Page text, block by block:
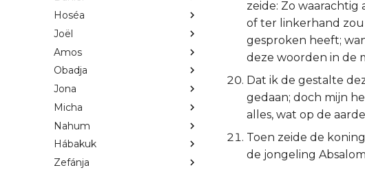
Hoséa
Joël
Amos
Obadja
Jona
Micha
Nahum
Hábakuk
Zefánja
zeide: Zo
of ter linkerhand
gesproken heeft;
deze woorden in de
Dat ik de gestalte
gedaan; doch mijn
alles, wat op de aarde
Toen zeide de
de jongeling